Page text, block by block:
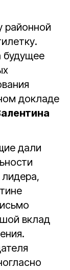
районной
будущее
докладе
дали
вклад